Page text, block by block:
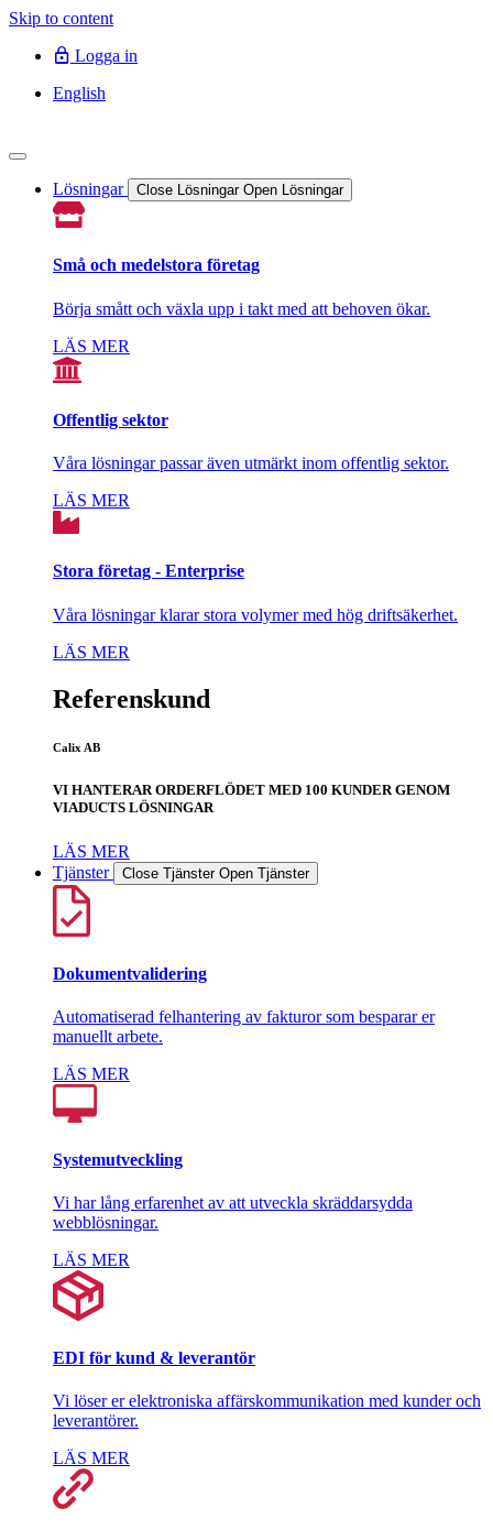
Skip to content
Logga in
English
Lösningar Close Lösningar Open Lösningar
Små och medelstora företag
Börja smått och växla upp i takt med att behoven ökar.
LÄS MER
Offentlig sektor
Våra lösningar passar även utmärkt inom offentlig sektor.
LÄS MER
Stora företag - Enterprise
Våra lösningar klarar stora volymer med hög driftsäkerhet.
LÄS MER
Referenskund
Calix AB
VI HANTERAR ORDERFLÖDET MED 100 KUNDER GENOM
VIADUCTS LÖSNINGAR
LÄS MER
Tjänster
Close Tjänster Open Tjänster
Dokumentvalidering
Automatiserad felhantering av fakturor som besparar er
manuellt arbete.
LÄS MER
Systemutveckling
Vi har lång erfarenhet av att utveckla skräddarsydda
webblösningar.
LÄS MER
EDI för kund & leverantör
Vi löser er elektroniska affärskommunikation med kunder och
leverantörer.
LÄS MER